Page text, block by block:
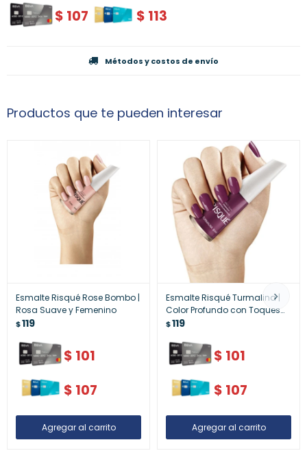
$ 107 $ 113
Métodos y costos de envío
Productos que te pueden interesar
Esmalte Risqué Rose Bombo |
Rosa Suave y Femenino
$119
$ 101
$ 107
Esmalte Risqué Turmalina |
Color Profundo con Toques
Metálicos
$119
$ 101
$ 107